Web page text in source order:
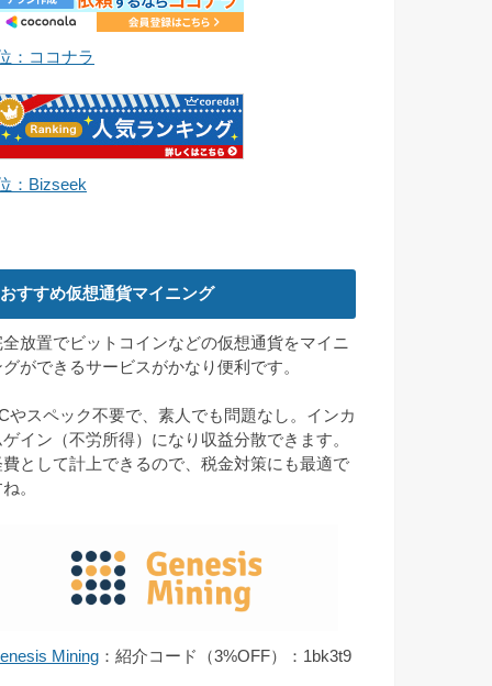
：ココナラ
：Bizseek
おすすめ仮想通貨マイニング
全放置でビットコインなどの仮想通貨をマイニ
グができるサービスがかなり便利です。
やスペック不要で、素人でも問題なし。インカ
ゲイン（不労所得）になり収益分散できます。
費として計上できるので、税金対策にも最適で
。
Mining ：紹介コード（3%OFF）：1bk3t9